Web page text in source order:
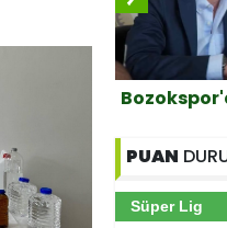
İniyor
PUAN
Süper Lig